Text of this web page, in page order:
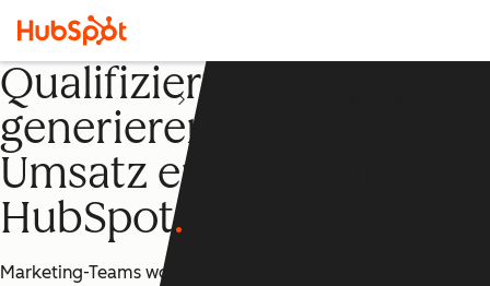
Qualifizierte Leads
generieren und mehr
Umsatz erzielen mit
HubSpot
Marketing-Teams wollen mehr vertriebsreife,